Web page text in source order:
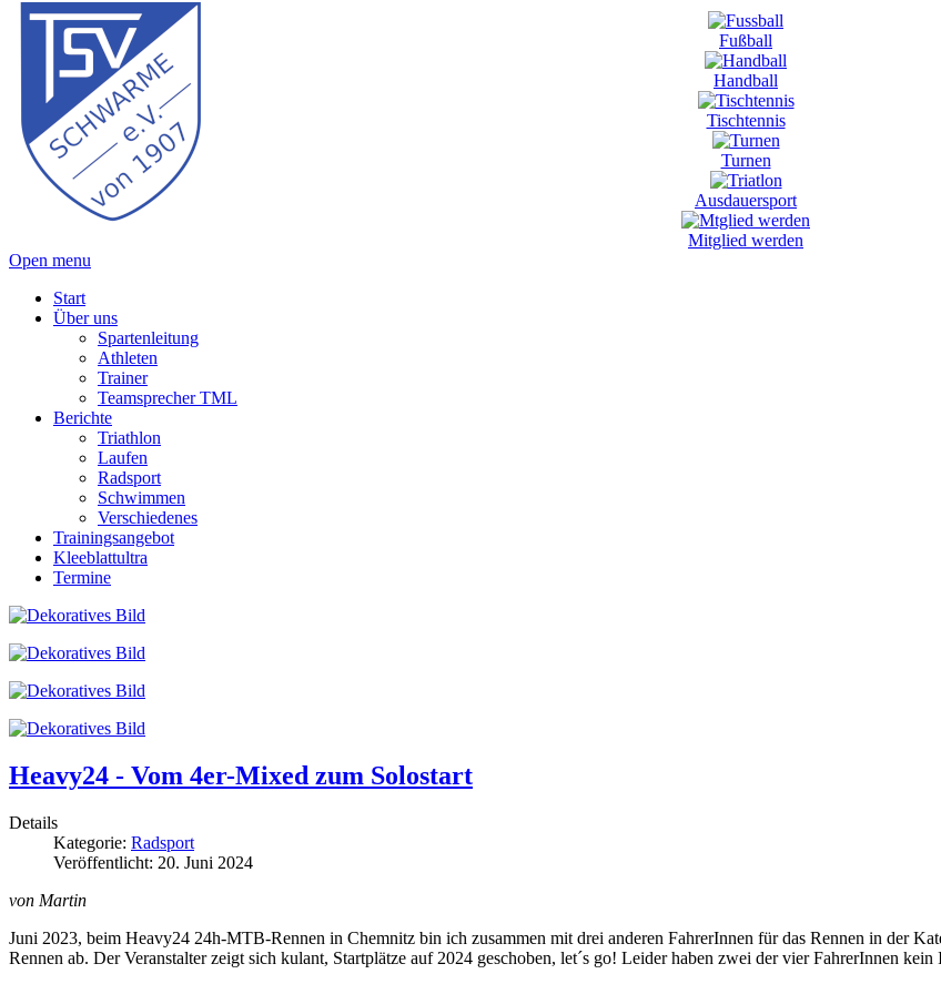
Fußball
Handball
Tischtennis
Turnen
Ausdauersport
Mitglied werden
Open menu
Start
Über uns
Spartenleitung
Athleten
Trainer
Teamsprecher TML
Berichte
Triathlon
Laufen
Radsport
Schwimmen
Verschiedenes
Trainingsangebot
Kleeblattultra
Termine
Heavy24 - Vom 4er-Mixed zum Solostart
Details
Kategorie: Radsport
Veröffentlicht: 20. Juni 2024
von Martin
Juni 2023, beim Heavy24 24h-MTB-Rennen in Chemnitz bin ich zusammen mit drei anderen FahrerInnen für das Rennen in der
Rennen ab. Der Veranstalter zeigt sich kulant, Startplätze auf 2024 geschoben, let´s go! Leider haben zwei der vier FahrerInnen